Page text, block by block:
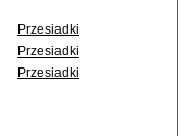
Przesiadki
Przesiadki
Przesiadki